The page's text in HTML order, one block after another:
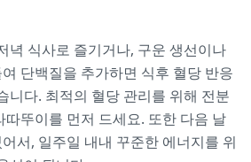
녁 식사로 즐기거나, 구운 생선이나
단백질을 추가하면 식후 혈당 반응
니다. 최적의 혈당 관리를 위해 전분
따뚜이를 먼저 드세요. 또한 다음 날
서, 일주일 내내 꾸준한 에너지를 위